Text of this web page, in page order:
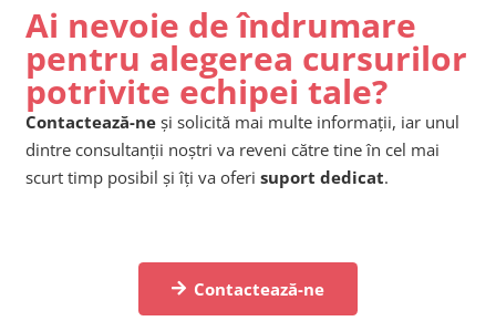
Ai nevoie de îndrumare
pentru alegerea cursurilor
potrivite echipei tale?
Contactează-ne și solicită mai multe informații, iar unul
dintre consultanții noștri va reveni către tine în cel mai
scurt timp posibil și îți va oferi suport dedicat.
Contactează-ne